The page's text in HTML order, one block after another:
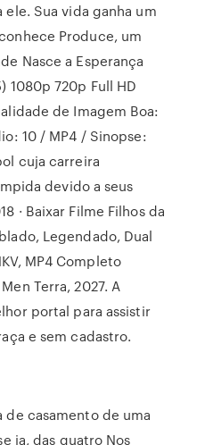
Sua vida ganha um
Produce, um
Nasce a Esperança
1080p 720p Full HD
de Imagem Boa:
10 / MP4 / Sinopse:
cuja carreira
devido a seus
· Baixar Filme Filhos da
Legendado, Dual
MP4 Completo
Terra, 2027. A
portal para assistir
e sem cadastro.
de casamento de uma
ia, das quatro Nos